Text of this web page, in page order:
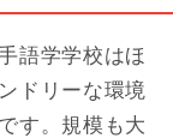
語学学校はほ
ドリーな環境
す。規模も大